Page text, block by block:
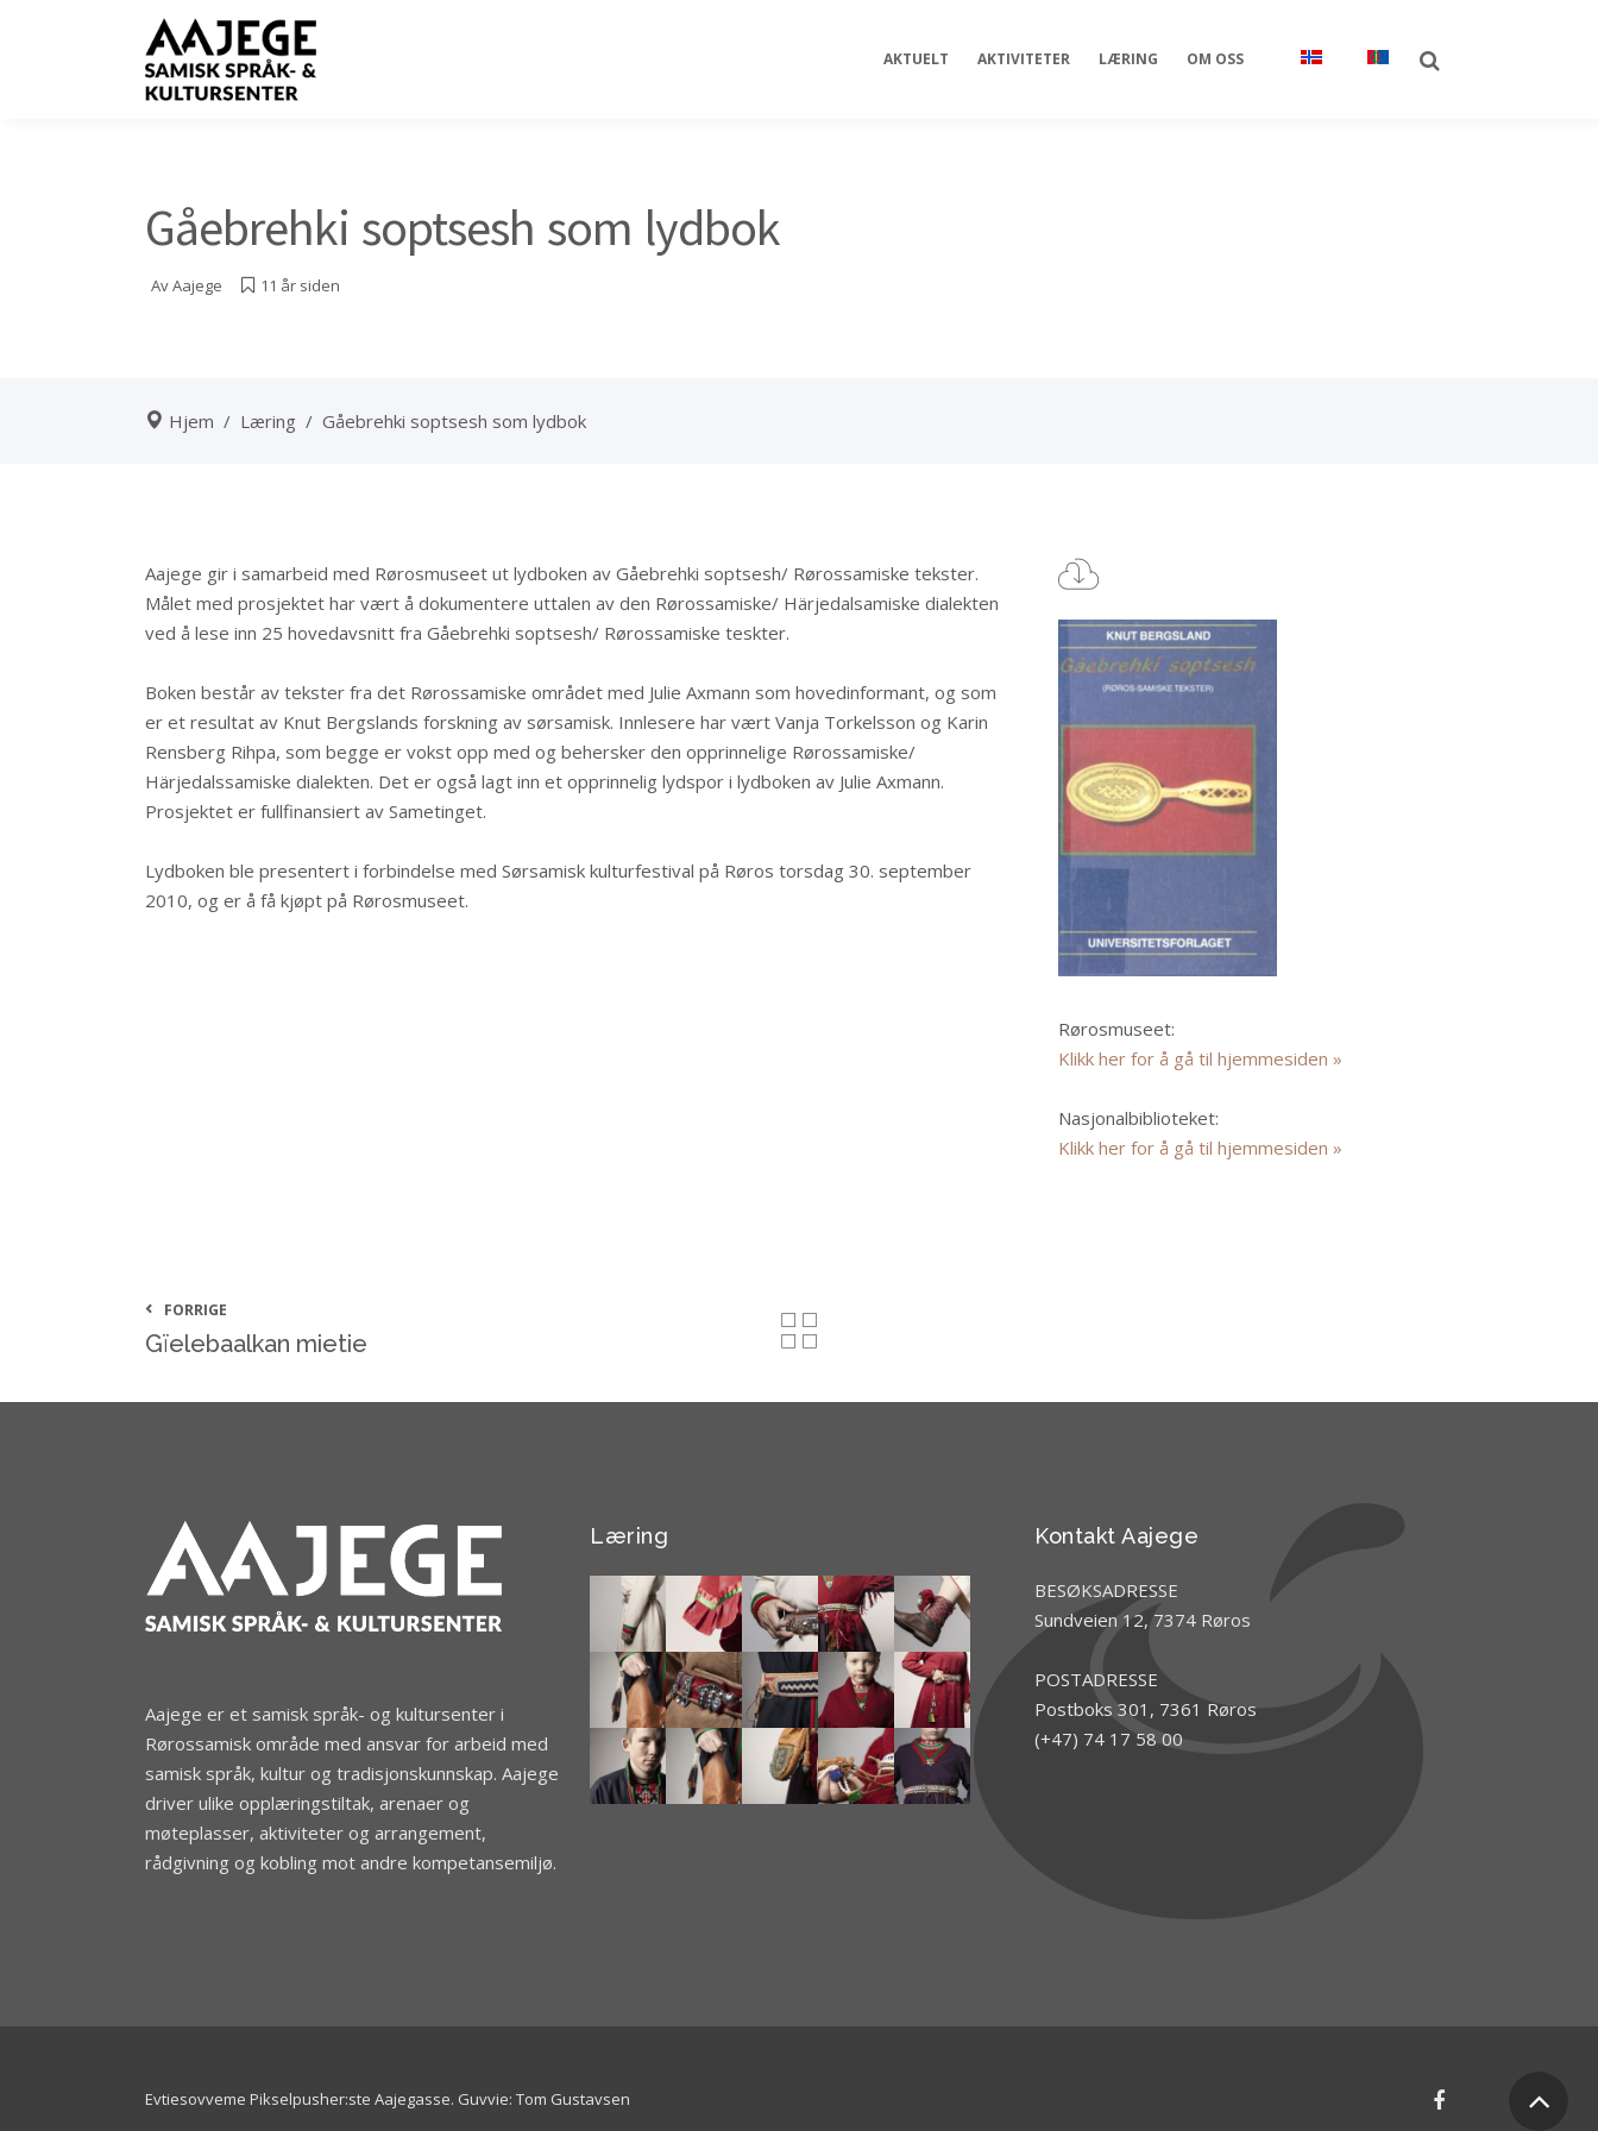
AKTUELT AKTIVITETER LÆRING OM OSS
Gåebrehki soptsesh som lydbok
AvAajege 11 år siden
Hjem / Læring / Gåebrehki soptsesh som lydbok
Aajege gir i samarbeid med Rørosmuseet ut lydboken av Gåebrehki soptsesh/ Rørossamiske tekster.
Målet med prosjektet har vært å dokumentere uttalen av den Rørossamiske/ Härjedalsamiske dialekten
ved å lese inn 25 hovedavsnitt fra Gåebrehki soptsesh/ Rørossamiske teskter.
Boken består av tekster fra det Rørossamiske området med Julie Axmann som hovedinformant, og som
er et resultat av Knut Bergslands forskning av sørsamisk. Innlesere har vært Vanja Torkelsson og Karin
Rensberg Rihpa, som begge er vokst opp med og behersker den opprinnelige Rørossamiske/
Härjedalssamiske dialekten. Det er også lagt inn et opprinnelig lydspor i lydboken av Julie Axmann.
Prosjektet er fullfinansiert av Sametinget.
Lydboken ble presentert i forbindelse med Sørsamisk kulturfestival på Røros torsdag 30. september
2010, og er å få kjøpt på Rørosmuseet.
Rørosmuseet:
Klikk her for å gå til hjemmesiden »
Nasjonalbiblioteket:
Klikk her for å gå til hjemmesiden »
FORRIGE
Gïelebaalkan mietie
Aajege er et samisk språk- og kultursenter i
Rørossamisk område med ansvar for arbeid med
samisk språk, kultur og tradisjonskunnskap. Aajege
driver ulike opplæringstiltak, arenaer og
møteplasser, aktiviteter og arrangement,
rådgivning og kobling mot andre kompetansemiljø.
Læring Kontakt Aajege
BESØKSADRESSE
Sundveien 12, 7374 Røros
POSTADRESSE
Postboks 301, 7361 Røros
(+47) 74 17 58 00
Evtiesovveme Pikselpusher:ste Aajegasse. Guvvie: Tom Gustavsen